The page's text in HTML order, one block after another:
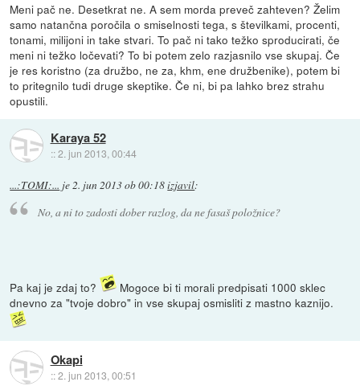
Meni pač ne. Desetkrat ne. A sem morda preveč zahteven? Želim
samo natančna poročila o smiselnosti tega, s številkami, procenti,
tonami, milijoni in take stvari. To pač ni tako težko sproducirati, če
meni ni težko ločevati? To bi potem zelo razjasnilo vse skupaj. Če
je res koristno (za družbo, ne za, khm, ene družbenike), potem bi
to pritegnilo tudi druge skeptike. Če ni, bi pa lahko brez strahu
opustili.
Karaya 52
::2. jun 2013, 00:44
...:TOMI:... je2. jun 2013 ob 00:18izjavil:
No, a ni to zadosti dober razlog, da ne fasaš položnice?
Pa kaj je zdaj to?
Mogoce bi ti morali predpisati 1000 sklec
dnevno za "tvoje dobro" in vse skupaj osmisliti z mastno kaznijo.
Okapi
::2. jun 2013, 00:51